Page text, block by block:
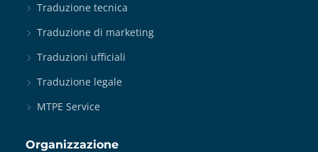
Traduzione tecnica
Traduzione di marketing
Traduzioni ufficiali
Traduzione legale
MTPE Service
Organizzazione